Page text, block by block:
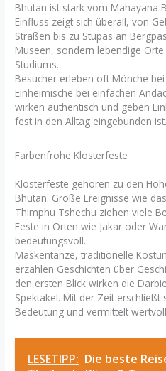
Bhutan ist stark vom Mahayana
Einfluss zeigt sich überall, von
Straßen bis zu Stupas an
Museen, sondern lebendige
Studiums.
Besucher erleben oft Mönche
Einheimische bei einfachen
wirken authentisch und geben
fest in den Alltag eingebunden ist.
Farbenfrohe Klosterfeste
Klosterfeste gehören zu den
Bhutan. Große Ereignisse wie
Thimphu Tshechu ziehen viele
Feste in Orten wie Jakar oder
bedeutungsvoll.
Maskentänze, traditionelle
erzählen Geschichten über
den ersten Blick wirken die
Spektakel. Mit der Zeit
Bedeutung und vermittelt
LESETIPP: Die beste